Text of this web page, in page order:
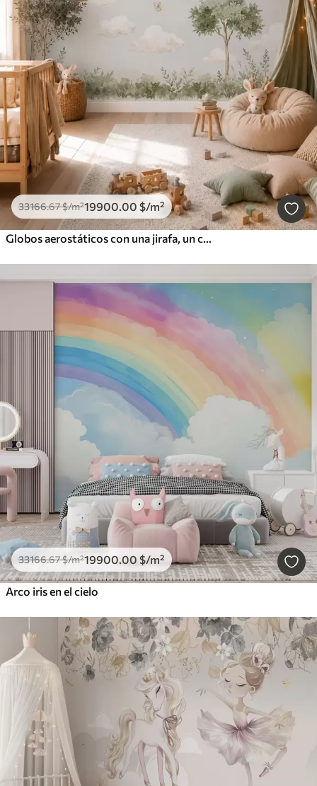
33166.67$/m²19900.00 $/m²
Globos aerostáticos con una jirafa, un canguro, un oso y otros animales entre las nubes y los árboles
33166.67$/m²19900.00 $/m²
Arco iris en el cielo